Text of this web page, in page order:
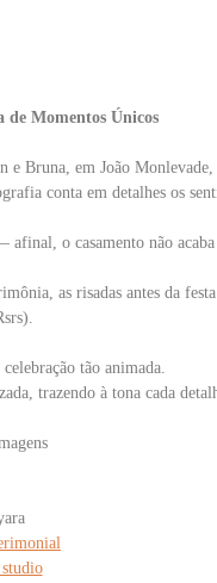
de Momentos Únicos
Bruna, em João
conta em detalhes os
o casamento não
as risadas antes da
tão animada.
trazendo à tona cada